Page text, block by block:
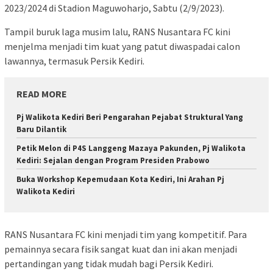
2023/2024 di Stadion Maguwoharjo, Sabtu (2/9/2023).
Tampil buruk laga musim lalu, RANS Nusantara FC kini
menjelma menjadi tim kuat yang patut diwaspadai calon
lawannya, termasuk Persik Kediri.
READ MORE
Pj Walikota Kediri Beri Pengarahan Pejabat Struktural Yang
Baru Dilantik
Petik Melon di P4S Langgeng Mazaya Pakunden, Pj Walikota
Kediri: Sejalan dengan Program Presiden Prabowo
Buka Workshop Kepemudaan Kota Kediri, Ini Arahan Pj
Walikota Kediri
RANS Nusantara FC kini menjadi tim yang kompetitif. Para
pemainnya secara fisik sangat kuat dan ini akan menjadi
pertandingan yang tidak mudah bagi Persik Kediri.